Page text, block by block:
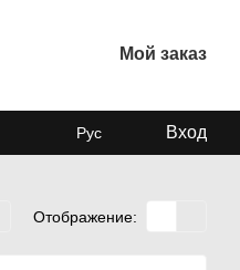
Мой заказ
Рус Вход
Отображение: